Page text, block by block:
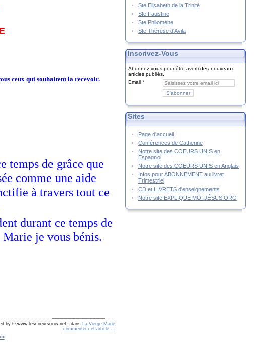
ceux qui souhaitent la recevoir.
temps de grâce que
comme une aide
à travers tout ce
durant ce temps de
je vous bénis.
by © www.lescoeursunis.net - dans La Vierge Marie
commenter cet article …
Ste Elisabeth de la Trinité
Ste Faustine
Ste Philomène
Ste Thérèse d'Avila
Inscrivez-Vous
Abonnez-vous pour être averti des nouveaux
articles publiés.
Email
Sites
Page d'accueil
Conférences de Catherine
Notre site des COEURS UNIS en
Espagnol
Notre site des COEURS UNIS en Anglais
Infos pour ABONNEMENT au livret
Trimestriel
CD et LIVRETS d'enseignements
Notre site EXPLIQUE MOI JÉSUS.ORG